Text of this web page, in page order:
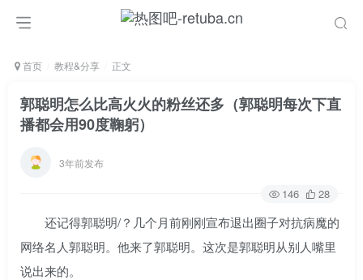
首页 教程&分享 正文
郭聪明怎么比高火火的粉丝还多（郭聪明每次下直
播都会用90度鞠躬）
3年前发布
146 28
还记得郭聪明/？几个月前刚刚宣布退出圈子对抗病魔的
网络名人郭聪明。他来了郭聪明。这次是郭聪明从别人嘴里
说出来的。